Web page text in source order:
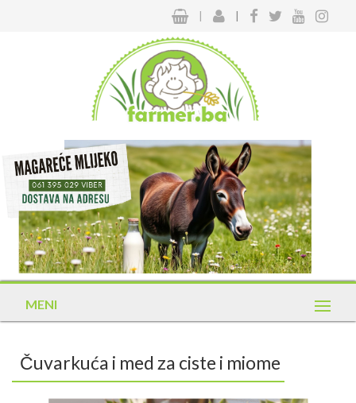
| |
MENI
Čuvarkuća i med za ciste i miome